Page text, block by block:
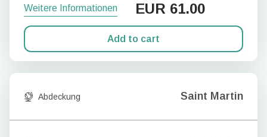
Weitere Informationen EUR 61.00
Add to cart
Abdeckung Saint Martin